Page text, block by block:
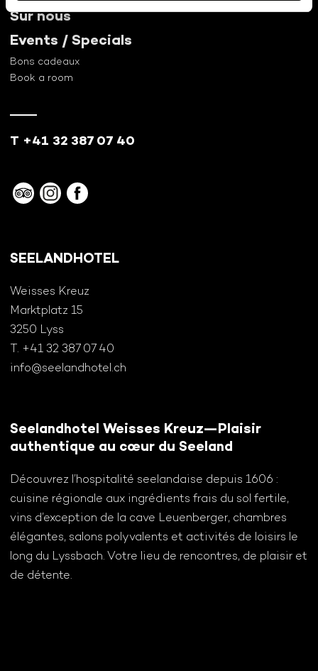
SEELANDHOTEL
Weisses Kreuz
Marktplatz 15
3250 Lyss
T. +41 32 387 07 40
info@seelandhotel.ch
Seelandhotel Weisses Kreuz—Plaisir
authentique au cœur du Seeland
Découvrez l’hospitalité seelandaise depuis 1606 :
cuisine régionale aux ingrédients frais du sol fertile,
vins d’exception de la cave Leuenberger, chambres
élégantes, salons polyvalents et activités de loisirs le
long du Lyssbach. Votre lieu de rencontres, de plaisir et
de détente.
Sur nous
Events / Specials
Bons cadeaux
Book a room
T +41 32 387 07 40